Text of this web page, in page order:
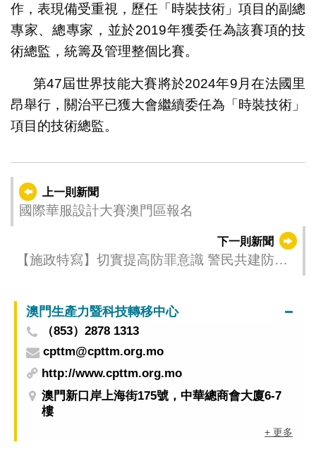
作，表現備受重視，歷任「時裝技術」項目的副總
專家、總專家，並於2019年獲委任為該賽項的技
術總監，統籌及管理整個比賽。
第47屆世界技能大賽將於2024年9月在法國里
昂舉行，關治平已獲大會繼續委任為「時裝技術」
項目的技術總監。
上一則新聞
國際華服設計大賽澳門區報名
下一則新聞
【施政特寫】切實提高防罪意識 警民共建防騙
澳門生產力暨科技轉移中心
（853）2878 1313
cpttm@cpttm.org.mo
http://www.cpttm.org.mo
澳門新口岸上海街175號，中華總商會大廈6-7
樓
+ 更多